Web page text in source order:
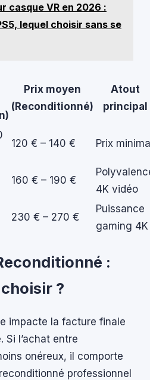
casque VR en 2026 :
lequel choisir sans se
Prix moyen
(Reconditionné)
Atout
principal
120 € – 140 € Prix
160 € – 190 €
4K vidéo
230 € – 270 €
Puissance
gaming 4K
:
?
impacte la facture finale
Si l’achat entre
onéreux, il comporte
professionnel